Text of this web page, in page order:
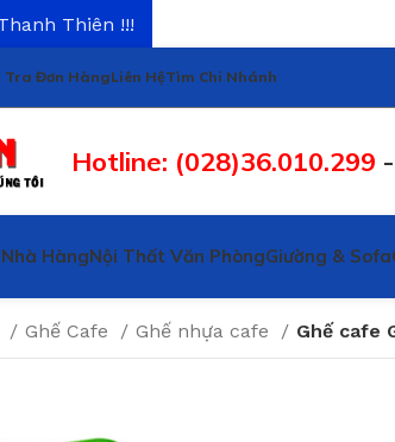
Tra Đơn HàngLiên HệTìm Chi Nhánh
Hotline: (028)36.010.299 -
HàngNội Thất Văn PhòngGiường & Sofa
Ghế Cafe Ghế nhựa cafe Ghế cafe
Thiên !!!